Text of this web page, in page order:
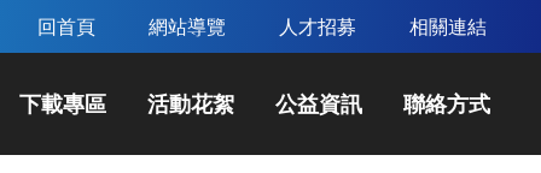
回首頁 網站導覽 人才招募 相關連結
下載專區 活動花絮 公益資訊 聯絡方式